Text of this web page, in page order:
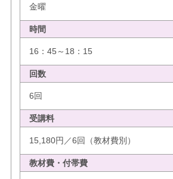
金曜
時間
16：45～18：15
回数
6回
受講料
15,180円／6回（教材費別）
教材費・付帯費